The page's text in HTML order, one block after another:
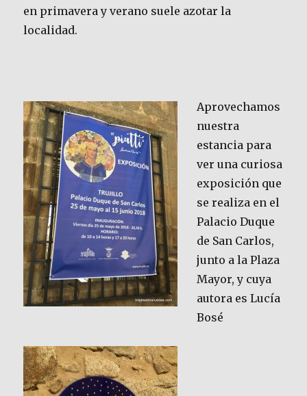
en primavera y verano suele azotar la
localidad.
Aprovechamos
nuestra
estancia para
ver una curiosa
exposición que
se realiza en el
Palacio Duque
de San Carlos,
junto a la Plaza
Mayor, y cuya
autora es Lucía
Bosé